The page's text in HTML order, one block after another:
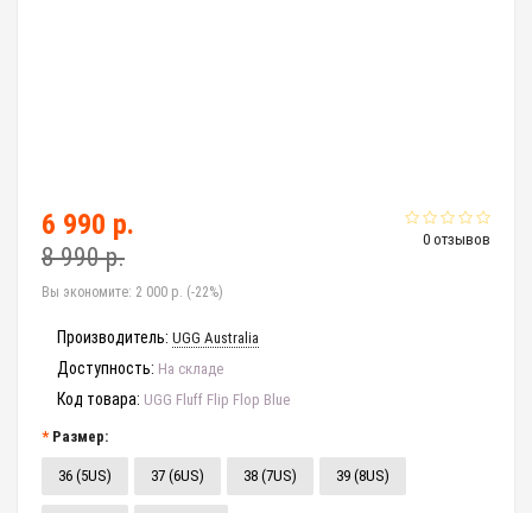
0 отзывов
6 990 р.
8 990 р.
Вы экономите: 2 000 р. (-22%)
Производитель: UGG Australia
Доступность: На складе
Код товара: UGG Fluff Flip Flop Blue
Размер:
36 (5US) 37 (6US) 38 (7US) 39 (8US)